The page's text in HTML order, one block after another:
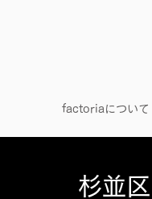
factoriaについて
杉並